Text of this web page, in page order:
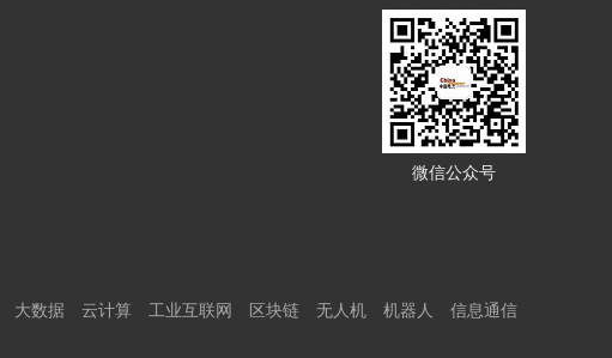
微信公众号
大数据 云计算 工业互联网 区块链 无人机 机器人
信息通信